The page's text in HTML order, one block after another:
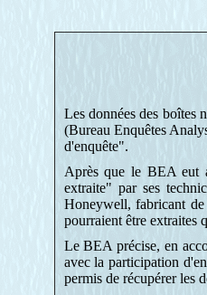
Les données des boîtes
(Bureau Enquêtes
d'enquête".
Après que le BEA eut
extraite" par ses
Honeywell, fabricant de
pourraient être extraites
Le BEA précise, en
avec la participation
permis de récupérer les